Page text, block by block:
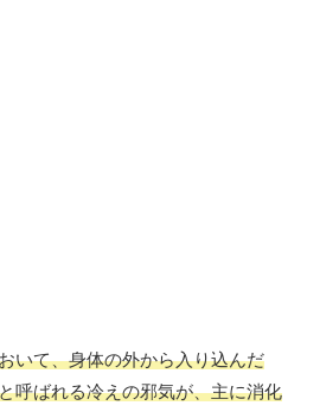
いて、身体の外から入り込んだ
呼ばれる冷えの邪気が、主に消化